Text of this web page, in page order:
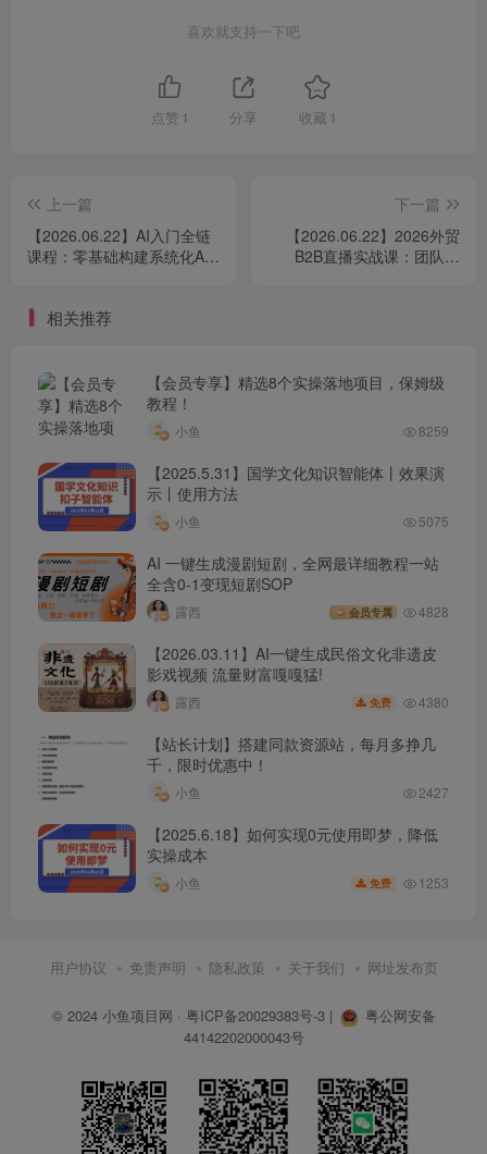
│ ├── 2025-10-22【怎样用Ai工具写微头条作品】.mp4
│ ├── 2025-10-27【爆款微头条作品写作思维】.mp4
│ ├── 2025-10-28【爆款微头条作品拆解】.mp4
│ ├── 2025-10-30【怎样利用好同行爆款作品】.mp4
│ ├── 2025-10-31【如何纯人工手写一个微头条作
品】.mp4
│ ├── 2025-11-4【爆款微头条作品拆解】.mp4
│ ├── 2025-11-7【怎样仿写一篇爆款微头条作品】.mp4
│ ├── 2025-11-10【爆款微头条作品写作思维】.mp4
│ ├── 2025-11-11【怎样仿写一篇微头条作品】.mp4
│ ├── 2025-11-12【爆款微头条作品拆解】.mp4
│ ├── 2025-11-13【怎样用Ai工具写一篇微头条】.mp4
│ ├── 2025-11-14【怎样利用好一篇爆款微头条作
品】.mp4
│ ├── 2025-11-17【怎样仿写一篇爆款微头条作品】.mp4
│ ├── 2025-11-18【作品没有展现量的原因拆解】.mp4
│ ├── 2025-11-19【作品没有展现量的原因解析2】.mp4
│ ├── 2025-11-21【怎样用Ai工具写一篇微头条】.mp4
│ ├── 2025-11-24【微头条展现量低的原因分析3】.mp4
│ ├── 2025-11-26【实操：如何手写一篇纯原创微头
条】.mp4
│ ├── 2025-12-1【爆款微头条作品拆解】.mp4
│ ├── 2025-12-2【爆款微头条作品写作思维】.mp4
│ ├── 2025-12-3【如何用Ai工具写一篇微头条作品】.mp4
│ ├── 2025-12-4【实操：如何手写一篇纯原创微头
条】.mp4
│ ├── 2025-12-5【微头条展现量低的原因分析5】.mp4
喜欢就支持一下吧
点赞 1 分享 收藏 1
上一篇
【2026.06.22】AI入门全链
课程：零基础构建系统化AI
下一篇
【2026.06.22】2026外贸
B2B直播实战课：团队管
相关推荐
【会员专享】精选8个实操落地项目，保姆级
教程！
小鱼 8259
【2025.5.31】国学文化知识智能体丨效果演
示丨使用方法
小鱼 5075
AI 一键生成漫剧短剧，全网最详细教程一站
全含0-1变现短剧SOP
露西 会员专属 4828
【2026.03.11】AI一键生成民俗文化非遗皮
影戏视频 流量财富嘎嘎猛!
露西 免费 4380
【站长计划】搭建同款资源站，每月多挣几
千，限时优惠中！
小鱼 2427
【2025.6.18】如何实现0元使用即梦，降低
实操成本
小鱼 免费 1253
用户协议 免责声明 隐私政策 关于我们 网址发布页
© 2024 小鱼项目网 · 粤ICP备20029383号-3|
粤公网安备
44142202000043号